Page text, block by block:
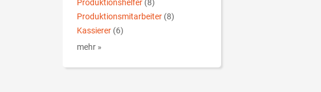
Produktionshelfer (8)
Produktionsmitarbeiter (8)
Kassierer (6)
mehr »